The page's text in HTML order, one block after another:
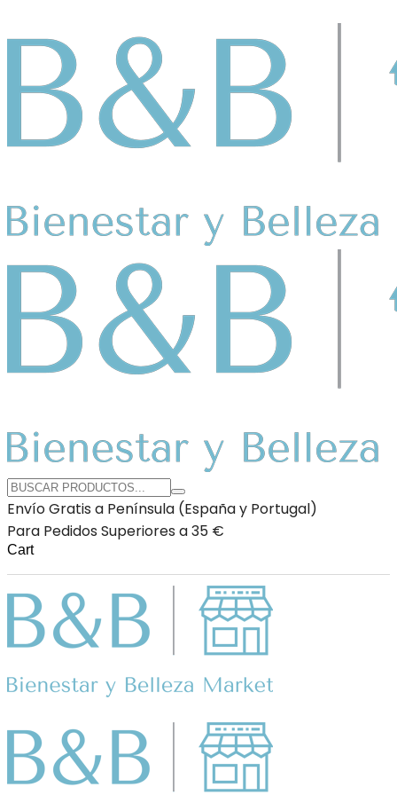
Envío Gratis a Península (España y Portugal)
Para Pedidos Superiores a 35 €
Cart